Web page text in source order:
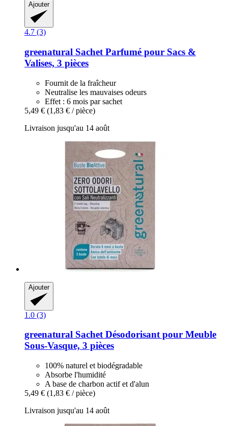
Ajouter
4.7 (3)
greenatural Sachet Parfumé pour Sacs &
Valises, 3 pièces
Fournit de la fraîcheur
Neutralise les mauvaises odeurs
Effet : 6 mois par sachet
5,49 € (1,83 € / pièce)
Livraison jusqu'au 14 août
Ajouter
1.0 (3)
greenatural Sachet Désodorisant pour Meuble
Sous-​Vasque, 3 pièces
100% naturel et biodégradable
Absorbe l'humidité
A base de charbon actif et d'alun
5,49 € (1,83 € / pièce)
Livraison jusqu'au 14 août